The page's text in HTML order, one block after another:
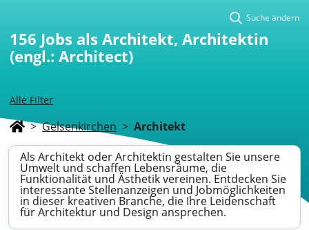
Alle Filter
Suche ändern
156 Jobs als Architekt, Architektin
(engl.: Architect)
> Gelsenkirchen > Architekt
Als Architekt oder Architektin gestalten Sie unsere
Umwelt und schaffen Lebensräume, die
Funktionalität und Ästhetik vereinen. Entdecken Sie
interessante Stellenanzeigen und Jobmöglichkeiten
in dieser kreativen Branche, die Ihre Leidenschaft
für Architektur und Design ansprechen.